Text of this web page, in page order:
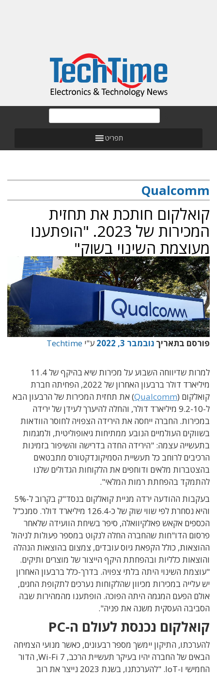
תפריט
Qualcomm
קואלקום חותכת את תחזית
המכירות של 2023. "הופתענו
מעוצמת השינוי בשוק"
פורסם בתאריך נובמבר 3, 2022 ע"י Techtime
למרות שדיווחה השבוע על מכירות שיא בהיקף של 11.4
מיליארד דולר ברבעון האחרון של 2022, הפחיתה חברת
קואלקום (Qualcomm) את תחזית המכירות של הרבעון הבא
ל-9.2-10 מיליארד דולר, והחלה להיערך לעידן של ירידה
במכירות. החברה ייחסה את הירידה הצפויה לחוסר הוודאות
בשווקים העולמיים הנובע ממתיחות גיאופוליטית, ולמגמות
בתעשייה עצמה: "הירידה החדה בדרישה והשיפור בזמינות
הרכיבים לרוחב כל תעשיית הסמיקונדקטורס מתבטאים
בהצטברות מלאים ודוחפים את הלקוחות הגדולים שלנו
להתמקד בהפחתת רמות המלאי".
בעקבות ההודעה ירדה מניית קואלקום בנסד"ק בקרוב ל-5%
והיא נסחרת לפי שווי שוק של כ-126.4 מיליארד דולר. סמנכ"ל
הכספים אקאש פאלקיוואלה, סיפר בשיחת הוועידה שלאחר
פרסום הדו"חות שהחברה החלה לנקוט במספר פעולות לניהול
ההוצאות, כולל הקפאת גיוס עובדים, צמצום בהוצאות הנהלה
והוצאות כלליות ובהפחתת היקף הייצור של מוצרים ותיקים.
"עוצמת השינוי היתה בלתי צפויה. בדרך-כלל ברבעון האחרון
יש עלייה במכירות מכיוון שהלקוחות נערכים לתקופת החגים,
אולם הפעם המגמה היתה הפוכה. הופתענו מהמהירות שבה
הסביבה העסקית משנה את פניה".
קואלקום נכנסת לעולם ה-PC
להערכתו, התיקון יימשך מספר רבעונים, כאשר מנועי הצמיחה
הבאים של החברה יהיו בעיקר תעשיית הרכב, Wi-Fi 7, הדור
החמישי ו-IoT. "להערכתנו, בשנת 2023 נייצר את רוב